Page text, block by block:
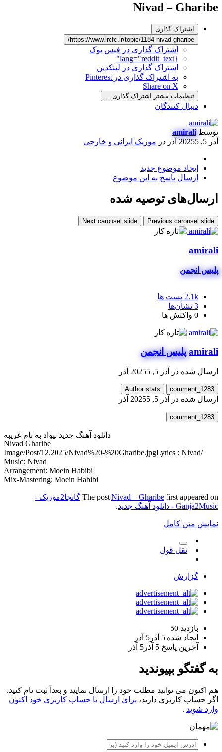
Nivad – Gharibe
اشتراک گذاری
https://www.ircfc.ir/topic/1184-nivad-gharibe/
اشتراک گذاری در فیس بوک
{lang="reddit_text"
اشتراک گذاری در لینکدین
به اشتراک گذاری در Pinterest
Share on X
تنظیمات بیشتر اشتراک گذاری ...
دنبال کنندگان
توسطamirali
آذر 5, 2025
5 آذر در موزیک ایرانی و خارجی
ایجاد موضوع جدید
ارسال پاسخ به این موضوع
ارسال‌های توصیه شده
Previous carousel slide
Next carousel slide
amirali
پلیس انجمن
2.1k پست ها
3 نشان‌ها
0 واکنش ها
amirali پلیس انجمن
ارسال شده در آذر 5, 2025 5 آذر
comment_1283
Author stats
ارسال شده در آذر 5, 2025 5 آذر
comment_1283
دانلود آهنگ جدید نیواد به نام غریبه
Nivad Gharibe
/Image/Post/12.2025/Nivad%20-%20Gharibe.jpg
Lyrics : Nivad
Music: Nivad
Arrangement: Moein Habibi
Mix-Mastering: Moein Habibi
The post Nivad – Gharibe first appeared on
گانجا2موزیک -
Ganja2Music - دانلود آهنگ جدید
.
نمایش متن کامل
نقل قول
گزارش
بازدید 50
ایجاد شده 5 آذر
5 آذر
آخرین پاسخ 5 آذر 5 آذر
به گفتگو بپیوندید
هم اکنون می توانید مطلب خود را ارسال نمایید و بعداً ثبت نام کنید.
اگر حساب کاربری دارید، برای ارسال با حساب کاربری خود اکنون
وارد شوید .